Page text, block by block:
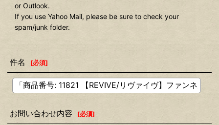
or Outlook.
If you use Yahoo Mail, please be sure to check your
spam/junk folder.
件名 [必須]
お問い合わせ内容 [必須]